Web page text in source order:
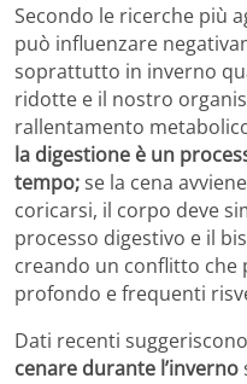
Secondo le ricerche più
può influenzare
soprattutto in inverno
ridotte e il nostro
rallentamento
la digestione è un
tempo;se la cena
coricarsi, il corpo deve
processo digestivo e il
creando un conflitto
profondo e frequenti
Dati recenti
cenare durante l’inverno